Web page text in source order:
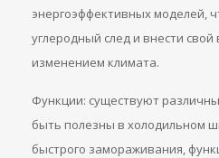
энергоэффективных моделей,
углеродный след и внести свой
изменением климата.
Функции: существуют
быть полезны в холодильном
быстрого замораживания,